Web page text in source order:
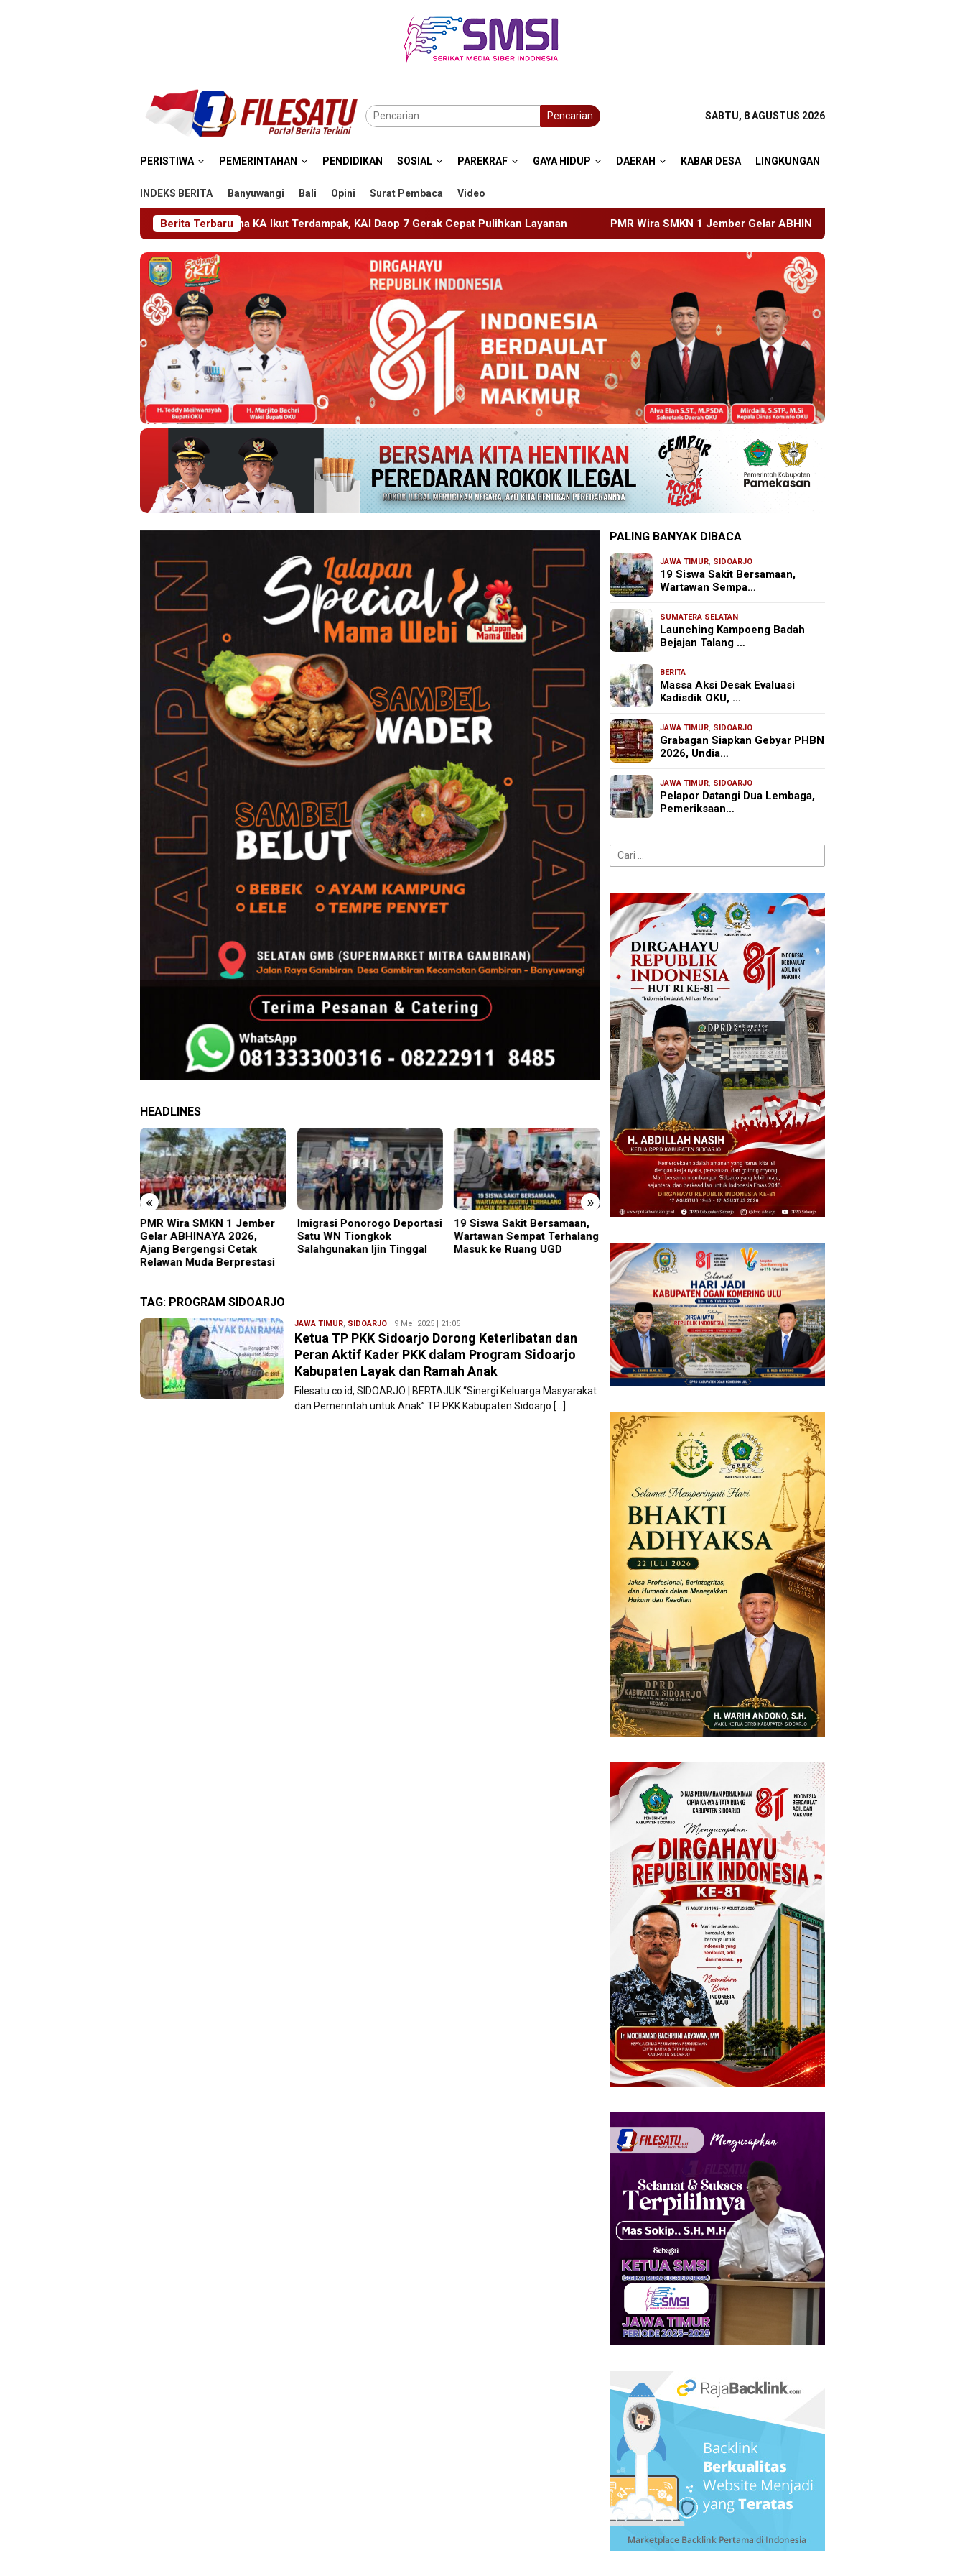
Pencarian SABTU, 8 AGUSTUS 2026
PERISTIWA PEMERINTAHAN PENDIDIKAN SOSIAL PAREKRAF GAYA HIDUP DAERAH KABAR DESA LINGKUNGAN
INDEKS BERITA Banyuwangi Bali Opini Surat Pembaca Video
Berita Terbaru
BIAS Terhenti, Lima KA Ikut Terdampak, KAI Daop 7 Gerak Cepat Pulihkan Layanan PMR Wira SMKN 1 Jember Gelar ABHINAYA 2026, Ajang Bergengsi Cetak Relawan Muda
HEADLINES
« »
PMR Wira SMKN 1 Jember
Gelar ABHINAYA 2026,
Ajang Bergengsi Cetak
Relawan Muda Berprestasi
Imigrasi Ponorogo Deportasi
Satu WN Tiongkok
Salahgunakan Ijin Tinggal
19 Siswa Sakit Bersamaan,
Wartawan Sempat Terhalang
Masuk ke Ruang UGD
Tragedi Proyek Masjid MIN
5 Madiun: Satu Nyawa
Melayang, K3 Dipertanyakan
Gerak Cepat Pulihkan
Layanan
Ajang Bergengsi Cetak
Relawan Muda Berprestasi
TAG: PROGRAM SIDOARJO
JAWA TIMUR, SIDOARJO Ryan
Karawang
9 Mei 2025 | 21:05
Ketua TP PKK Sidoarjo Dorong Keterlibatan dan
Peran Aktif Kader PKK dalam Program Sidoarjo
Kabupaten Layak dan Ramah Anak
Filesatu.co.id, SIDOARJO | BERTAJUK “Sinergi Keluarga Masyarakat
dan Pemerintah untuk Anak” TP PKK Kabupaten Sidoarjo […]
PALING BANYAK DIBACA
JAWA TIMUR, SIDOARJO
19 Siswa Sakit Bersamaan,
Wartawan Sempa…
SUMATERA SELATAN
Launching Kampoeng Badah
Bejajan Talang …
BERITA
Massa Aksi Desak Evaluasi
Kadisdik OKU, …
JAWA TIMUR, SIDOARJO
Grabagan Siapkan Gebyar PHBN
2026, Undia…
JAWA TIMUR, SIDOARJO
Pelapor Datangi Dua Lembaga,
Pemeriksaan…
Cari
untuk: